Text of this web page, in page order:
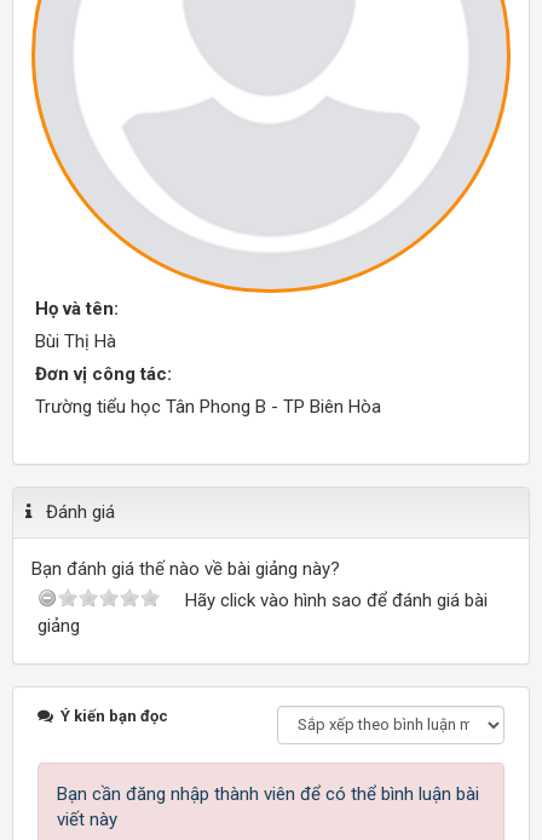
Họ và tên:
Bùi Thị Hà
Đơn vị công tác:
Trường tiểu học Tân Phong B - TP Biên Hòa
Đánh giá
Bạn đánh giá thế nào về bài giảng này?
Hãy click vào hình sao để đánh giá bài
giảng
Ý kiến bạn đọc
Bạn cần đăng nhập thành viên để có thể bình luận bài
viết này